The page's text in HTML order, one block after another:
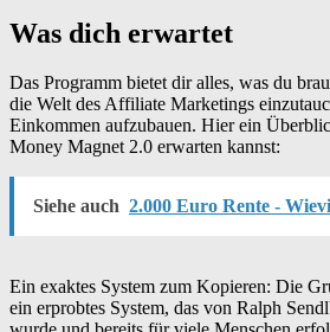
Was dich erwartet
Das Programm bietet dir alles, was du
die Welt des Affiliate Marketings
Einkommen aufzubauen. Hier ein
Money Magnet 2.0 erwarten kannst:
Siehe auch 2.000 Euro Rente -
Ein exaktes System zum Kopieren: Die
ein erprobtes System, das von Ralph